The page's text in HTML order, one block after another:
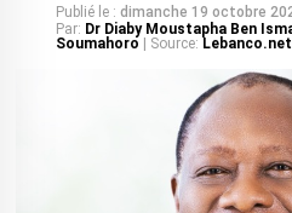
Publié le : dimanche 19 octobre
Par: Dr Diaby Moustapha Ben
Soumahoro
| Source: Lebanco.net